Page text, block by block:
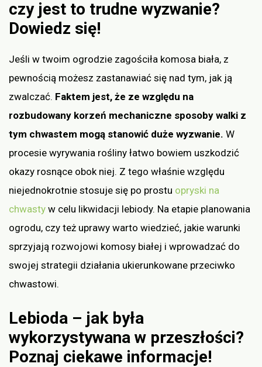
czy jest to trudne wyzwanie?
Dowiedz się!
Jeśli w twoim ogrodzie zagościła komosa biała, z
pewnością możesz zastanawiać się nad tym, jak ją
zwalczać. Faktem jest, że ze względu na
rozbudowany korzeń mechaniczne sposoby walki z
tym chwastem mogą stanowić duże wyzwanie. W
procesie wyrywania rośliny łatwo bowiem uszkodzić
okazy rosnące obok niej. Z tego właśnie względu
niejednokrotnie stosuje się po prostu opryski na
chwasty w celu likwidacji lebiody. Na etapie planowania
ogrodu, czy też uprawy warto wiedzieć, jakie warunki
sprzyjają rozwojowi komosy białej i wprowadzać do
swojej strategii działania ukierunkowane przeciwko
chwastowi.
Lebioda – jak była
wykorzystywana w przeszłości?
Poznaj ciekawe informacje!